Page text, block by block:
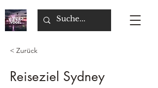
< Zurück
Reiseziel Sydney